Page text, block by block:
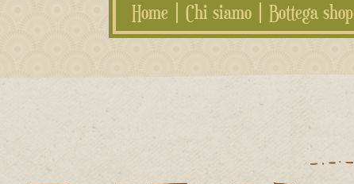
Home Chi siamo Bottega shop
Salta
contenuto